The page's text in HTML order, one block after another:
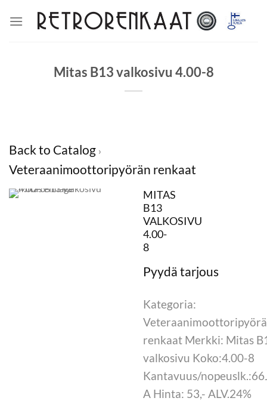
Mitas B13 valkosivu 4.00-8
Back to Catalog
Veteraanimoottoripyörän renkaat
MITAS
B13
VALKOSIVU
4.00-
8
Kategoria:
renkaat Merkki: Mitas
valkosivu Koko:4.00-8
Kantavuus/
A Hinta: 53,- ALV.24%